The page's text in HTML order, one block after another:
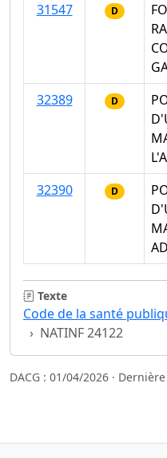
31547
D
32389
D
32390
D
Texte
Code de la santé
NATINF 24122
DACG : 01/04/2026 ·